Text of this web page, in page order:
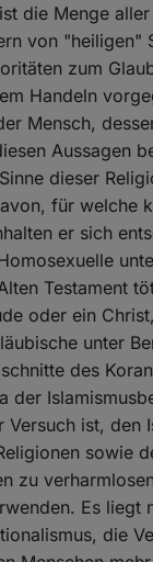
die Menge
von "heiligen"
zum
Handeln
Mensch,
Aussagen
dieser
für welche
er sich
Testament
oder ein
unter
des
der
Versuch ist, den
sowie
zu
Es liegt
die